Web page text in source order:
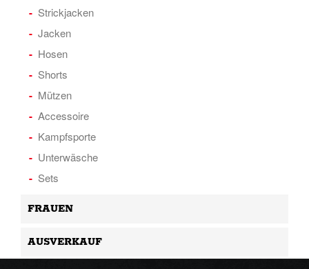
Strickjacken
Jacken
Hosen
Shorts
Mützen
Accessoire
Kampfsporte
Unterwäsche
Sets
FRAUEN
AUSVERKAUF